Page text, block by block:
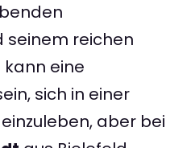
seinem reichen
kann eine
sich in einer
aber bei